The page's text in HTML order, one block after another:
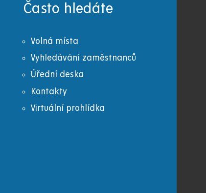
Často hledáte
Volná místa
Vyhledávání zaměstnanců
Úřední deska
Kontakty
Virtuální prohlídka